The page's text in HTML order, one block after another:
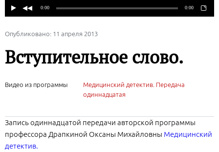
Опубликовано: 11 апреля 2013
Вступительное слово.
Видео из программы
Медицинский детектив. Передача
одиннадцатая
Запись одиннадцатой передачи авторской программы
профессора Драпкиной Оксаны Михайловны Медицинский
детектив.